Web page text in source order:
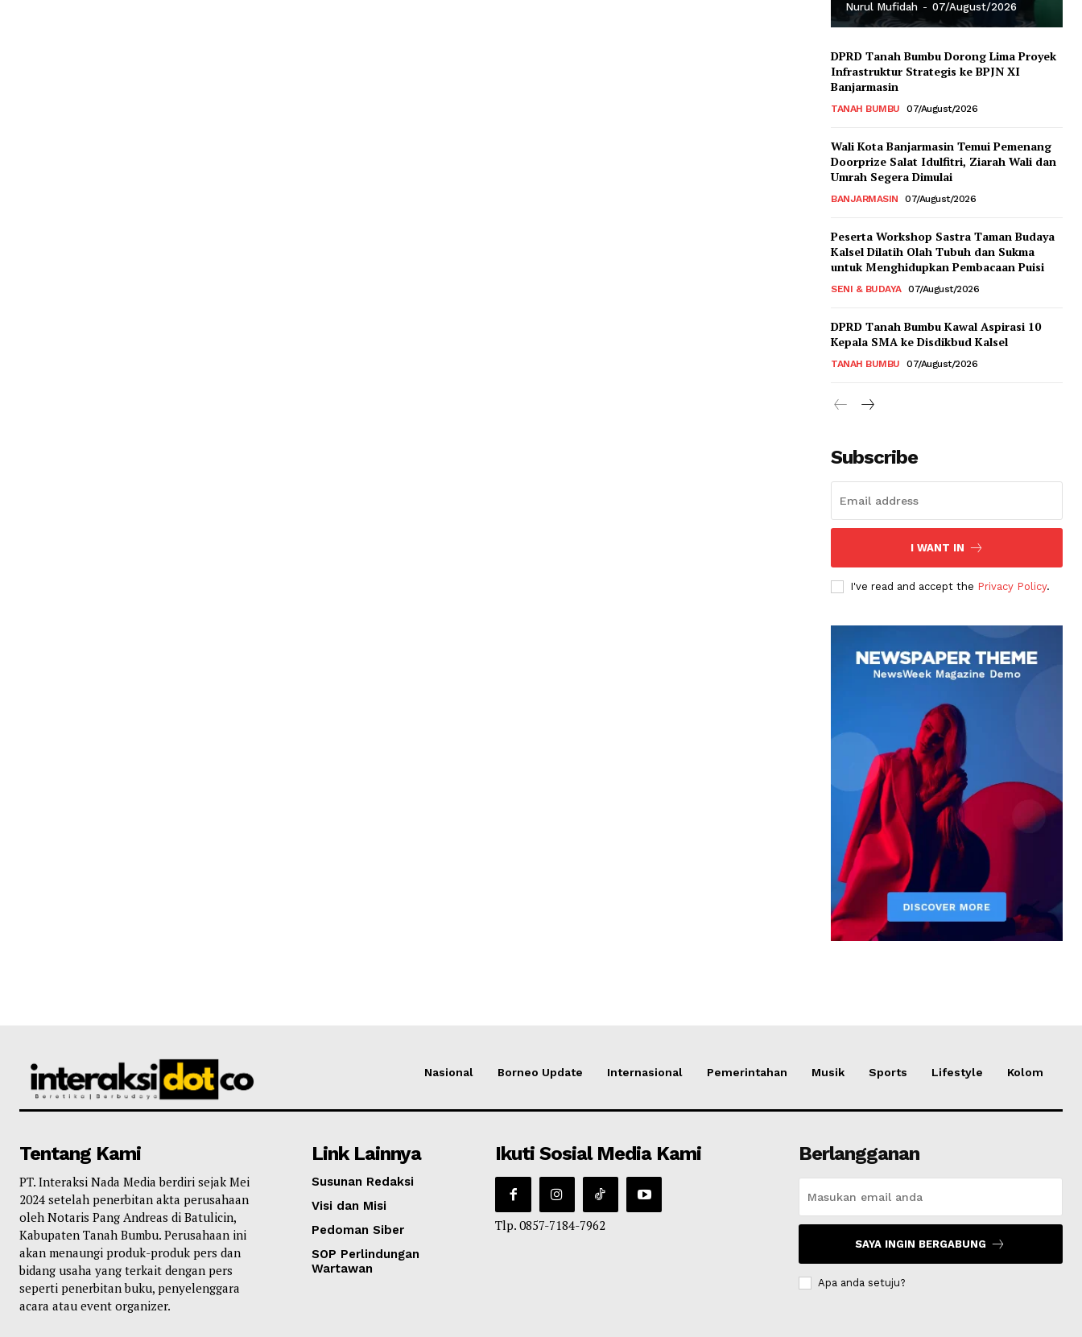
Nurul Mufidah - 07/August/2026
DPRD Tanah Bumbu Dorong Lima Proyek
Infrastruktur Strategis ke BPJN XI
Banjarmasin
TANAH BUMBU 07/August/2026
Wali Kota Banjarmasin Temui Pemenang
Doorprize Salat Idulfitri, Ziarah Wali dan
Umrah Segera Dimulai
BANJARMASIN 07/August/2026
Peserta Workshop Sastra Taman Budaya
Kalsel Dilatih Olah Tubuh dan Sukma
untuk Menghidupkan Pembacaan Puisi
SENI & BUDAYA 07/August/2026
DPRD Tanah Bumbu Kawal Aspirasi 10
Kepala SMA ke Disdikbud Kalsel
TANAH BUMBU 07/August/2026
Subscribe
I WANT IN
I've read and accept the Privacy Policy.
Nasional Borneo Update Internasional Pemerintahan Musik Sports Lifestyle Kolom
Tentang Kami
PT. Interaksi Nada Media berdiri sejak Mei
2024 setelah penerbitan akta perusahaan
oleh Notaris Pang Andreas di Batulicin,
Kabupaten Tanah Bumbu. Perusahaan ini
akan menaungi produk-produk pers dan
bidang usaha yang terkait dengan pers
seperti penerbitan buku, penyelenggara
acara atau event organizer.
Link Lainnya
Susunan Redaksi
Visi dan Misi
Pedoman Siber
SOP Perlindungan
Wartawan
Ikuti Sosial Media Kami
Tlp. 0857-7184-7962
Berlangganan
SAYA INGIN BERGABUNG
Apa anda setuju?